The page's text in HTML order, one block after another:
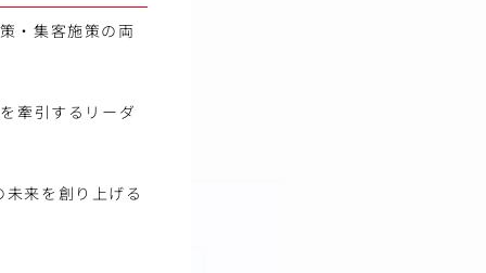
・集客施策の両
牽引するリーダ
来を創り上げる